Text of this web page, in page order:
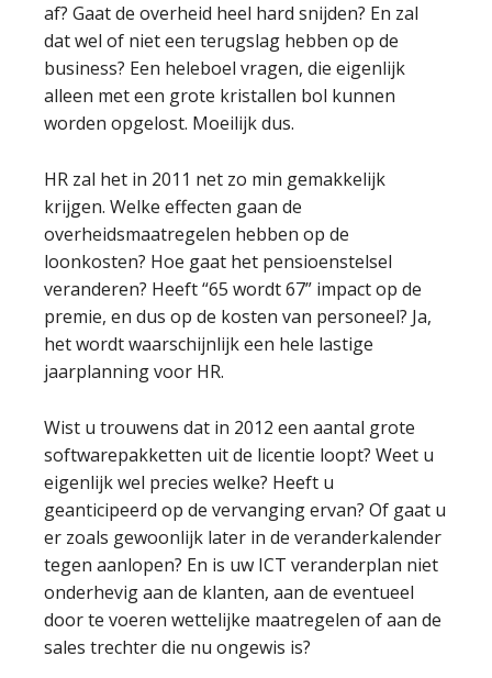
af? Gaat de overheid heel hard snijden? En zal
dat wel of niet een terugslag hebben op de
business? Een heleboel vragen, die eigenlijk
alleen met een grote kristallen bol kunnen
worden opgelost. Moeilijk dus.
HR zal het in 2011 net zo min gemakkelijk
krijgen. Welke effecten gaan de
overheidsmaatregelen hebben op de
loonkosten? Hoe gaat het pensioenstelsel
veranderen? Heeft “65 wordt 67” impact op de
premie, en dus op de kosten van personeel? Ja,
het wordt waarschijnlijk een hele lastige
jaarplanning voor HR.
Wist u trouwens dat in 2012 een aantal grote
softwarepakketten uit de licentie loopt? Weet u
eigenlijk wel precies welke? Heeft u
geanticipeerd op de vervanging ervan? Of gaat u
er zoals gewoonlijk later in de veranderkalender
tegen aanlopen? En is uw ICT veranderplan niet
onderhevig aan de klanten, aan de eventueel
door te voeren wettelijke maatregelen of aan de
sales trechter die nu ongewis is?